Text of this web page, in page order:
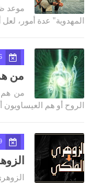
موعد
المهدوية" عدة أمور،
06
من
من هم
الروح أو هم
29